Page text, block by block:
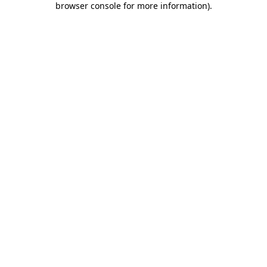
browser console for more information).